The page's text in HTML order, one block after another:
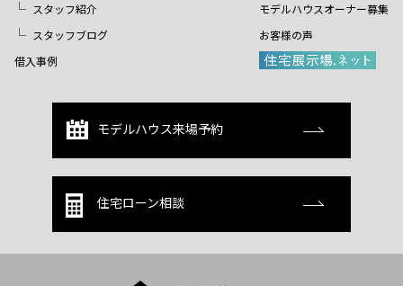
スタッフ紹介
スタッフブログ
借入事例
モデルハウスオーナー募集
お客様の声
モデルハウス来場予約
住宅ローン相談